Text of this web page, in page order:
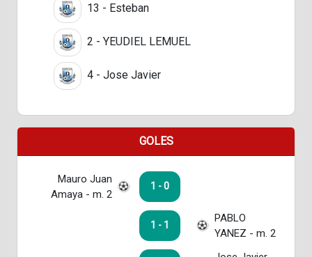
13 - Esteban
2 - YEUDIEL LEMUEL
4 - Jose Javier
GOLES
Mauro Juan
Amaya - m. 2
1 - 0
1 - 1
PABLO
YANEZ - m. 2